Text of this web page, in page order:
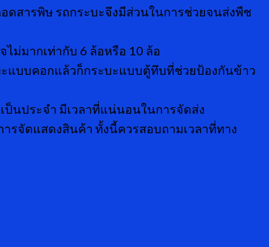
ดสารพิษ รถกระบะจึงมีส่วนในการช่วยจนส่งพืช
ม่มากเท่ากับ 6 ล้อหรือ 10 ล้อ
แบบคอกแล้วก็กระบะแบบตู้ทึบที่ช่วยป้องกันข้าว
ป็นประจำ มีเวลาที่แน่นอนในการจัดส่ง
รจัดแสดงสินค้า ทั้งนี้ควรสอบถามเวลาที่ทาง